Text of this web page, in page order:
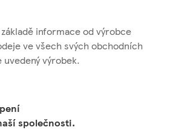
informace od výrobce
ve všech svých obchodních
uvedený výrobek.
společnosti.